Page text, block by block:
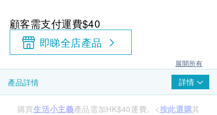
顧客需支付運費$40
即睇全店產品
展開所有
產品詳情 詳情
購買生活小主義產品需加HK$40運費。<按此選購其